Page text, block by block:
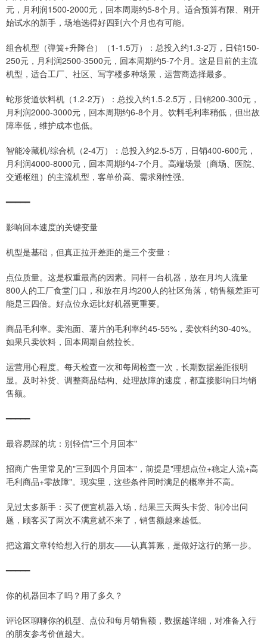
元，月利润1500-2000元，回本周期约5-8个月。适合预算有限、刚开
始试水的新手，场地选得好四到六个月也有可能。
组合机型（弹簧+升降台）（1-1.5万）：总投入约1.3-2万，日销150-
250元，月利润2500-3500元，回本周期约5-7个月。这是目前的主流
机型，适合工厂、社区、写字楼多种场景，运营商选择最多。
蛇形货道饮料机（1.2-2万）：总投入约1.5-2.5万，日销200-300元，
月利润2000-3000元，回本周期约6-8个月。饮料毛利率稍低，但出故
障率低，维护成本也低。
智能冷藏机/综合机（2-4万）：总投入约2.5-5万，日销400-600元，
月利润4000-8000元，回本周期约4-7个月。高端场景（商场、医院、
交通枢纽）的主流机型，客单价高、需求刚性强。
━━━━━
影响回本速度的关键变量
机型是基础，但真正拉开差距的是三个变量：
点位质量。这是权重最高的因素。同样一台机器，放在月均人流量
800人的工厂食堂门口，和放在月均200人的社区角落，销售额差距可
能是三四倍。好点位永远比好机器更重要。
商品毛利率。卖泡面、薯片的毛利率约45-55%，卖饮料约30-40%。
如果只卖饮料，回本周期自然拉长。
运营用心程度。每天检查一次和每周检查一次，长期数据差距很明
显。及时补货、调整商品结构、处理故障的速度，都直接影响日均销
售额。
━━━━━
最容易踩的坑：别轻信"三个月回本"
招商广告里常见的"三到四个月回本"，前提是"理想点位+稳定人流+高
毛利商品+零故障"。现实里，这些条件同时满足的概率并不高。
见过太多新手：买了便宜机器入场，结果三天两头卡货、制冷出问
题，顾客买了两次不满意就不来了，销售额越来越低。
把这篇文章转给想入行的朋友——认真算账，是做好这行的第一步。
━━━━━
你的机器回本了吗？用了多久？
评论区聊聊你的机型、点位和每月销售额，数据越详细，对准备入行
的朋友参考价值越大。